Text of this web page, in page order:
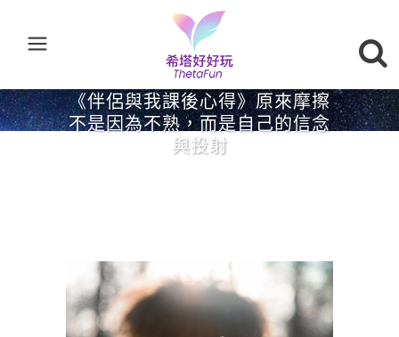
《伴侶與我課後心得》原來摩擦
不是因為不熟，而是自己的信念
與投射